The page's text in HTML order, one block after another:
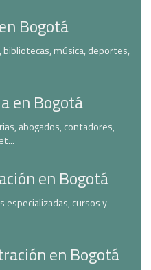
Bogotá
música, deportes,
en Bogotá
abogados, contadores,
en Bogotá
especializadas, cursos y
en Bogotá